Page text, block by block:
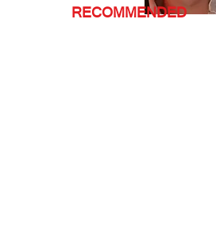
RECOMMENDED